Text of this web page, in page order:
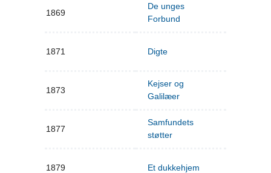
1869
De unges
Forbund
1871 Digte
1873
Kejser og
Galilæer
1877
Samfundets
støtter
1879 Et dukkehjem